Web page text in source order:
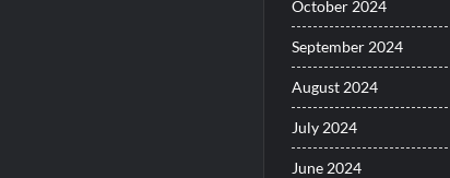
October 2024
September 2024
August 2024
July 2024
June 2024